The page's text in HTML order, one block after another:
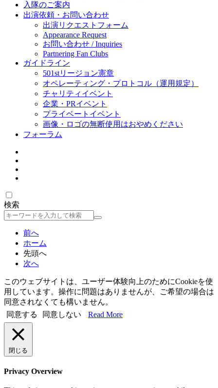
入隊のご案内
出演依頼・お問い合わせ
出演リクエストフォーム
Appearance Request
お問い合わせ / Inquiries
Partnering Fan Clubs
ガイドライン
501stリージョン憲章
オペレーティング・プロトコル（運用規定）
チャリティイベント
企業・PRイベント
プライベートイベント
画像・ロゴの無断使用はおやめください
フォーラム
検索
検
前へ
ホーム
先頭へ
次へ
このウェブサイトは、ユーザー体験向上のためにCookieを使
用しています。操作に問題はありませんが、ご希望の場合は
同意されなくても構いません。
同意する
同意しない Read More
閉じる
Privacy Overview